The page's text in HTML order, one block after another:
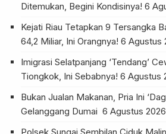
Ditemukan, Begini Kondisinya! 6
Kejati Riau Tetapkan 9 Tersangka
64,2 Miliar, Ini Orangnya! 6 Agustus
Imigrasi Selatpanjang ‘Tendang’
Tiongkok, Ini Sebabnya! 6 Agustus
Bukan Jualan Makanan, Pria Ini
Gelanggang Dumai 6 Agustus 2026